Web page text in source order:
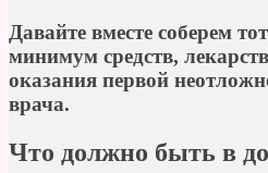
Давайте вместе соберем
минимум средств,
оказания первой
врача.
Что должно быть в